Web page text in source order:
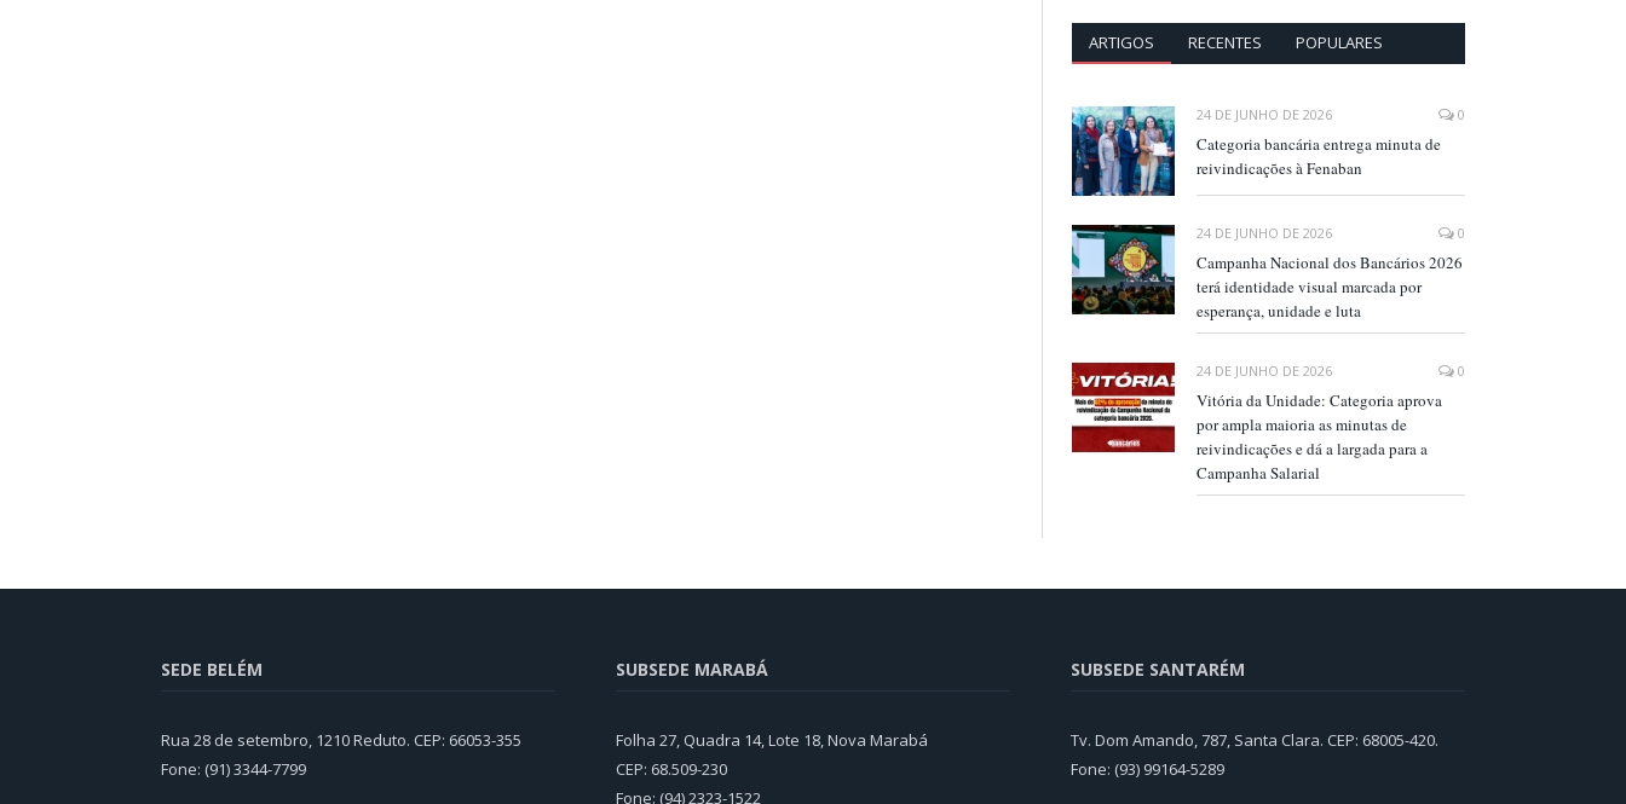
ARTIGOS RECENTES POPULARES
24 DE JUNHO DE 2026 0
Categoria bancária entrega minuta de
reivindicações à Fenaban
24 DE JUNHO DE 2026 0
Campanha Nacional dos Bancários 2026
terá identidade visual marcada por
esperança, unidade e luta
24 DE JUNHO DE 2026 0
Vitória da Unidade: Categoria aprova
por ampla maioria as minutas de
reivindicações e dá a largada para a
Campanha Salarial
SEDE BELÉM
Rua 28 de setembro, 1210 Reduto. CEP: 66053-355
Fone: (91) 3344-7799
SUBSEDE MARABÁ
Folha 27, Quadra 14, Lote 18, Nova Marabá
CEP: 68.509-230
Fone: (94) 2323-1522
SUBSEDE SANTARÉM
Tv. Dom Amando, 787, Santa Clara. CEP: 68005-420.
Fone: (93) 99164-5289